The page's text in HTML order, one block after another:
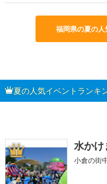
福岡県の夏の
夏の人気イベントランキ
1 水か
小倉の街